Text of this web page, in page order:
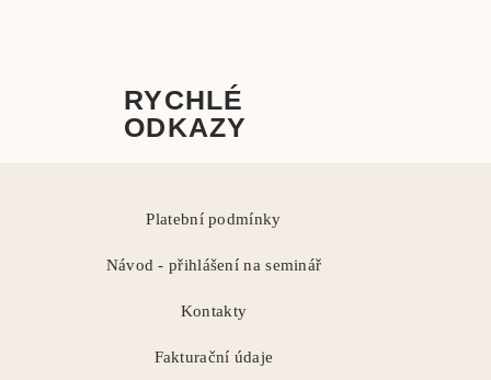
RYCHLÉ
ODKAZY
Platební podmínky
Návod - přihlášení na seminář
Kontakty
Fakturační údaje